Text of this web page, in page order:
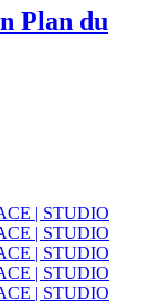
Plan du